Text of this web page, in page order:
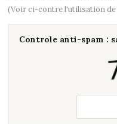
(Voir ci-contre l'utilisation de
Controle anti-spam :